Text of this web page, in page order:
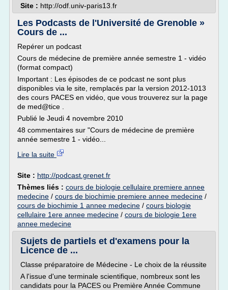
Site : http://odf.univ-paris13.fr
Les Podcasts de l'Université de Grenoble »
Cours de ...
Repérer un podcast
Cours de médecine de première année semestre 1 - vidéo
(format compact)
Important : Les épisodes de ce podcast ne sont plus
disponibles via le site, remplacés par la version 2012-1013
des cours PACES en vidéo, que vous trouverez sur la page
de med@tice .
Publié le Jeudi 4 novembre 2010
48 commentaires sur "Cours de médecine de première
année semestre 1 - vidéo...
Lire la suite
Site : http://podcast.grenet.fr
Thèmes liés : cours de biologie cellulaire premiere annee
medecine / cours de biochimie premiere annee medecine /
cours de biochimie 1 annee medecine / cours biologie
cellulaire 1ere annee medecine / cours de biologie 1ere
annee medecine
Sujets de partiels et d'examens pour la
Licence de ...
Classe préparatoire de Médecine - Le choix de la réussite
A l'issue d'une terminale scientifique, nombreux sont les
candidats pour la PACES ou Première Année Commune